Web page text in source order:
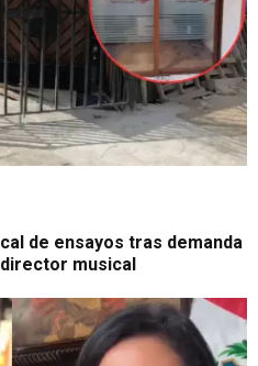
de ensayos tras demanda
musical